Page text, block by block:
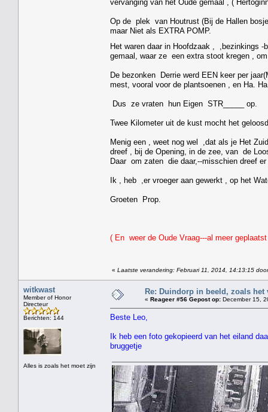
vervanging van het Oude gemaal , (
Op de plek van Houtrust (Bij de Hallen
maar Niet als EXTRA POMP.
Het waren daar in Hoofdzaak , ,bezinkings
gemaal, waar ze een extra stoot kregen ,
De bezonken Derrie werd EEN keer per
mest, vooral voor de plantsoenen , en Ha.
Dus ze vraten hun Eigen STR_____ op.
Twee Kilometer uit de kust mocht het
Menig een , weet nog wel ,dat als je Het
dreef , bij de Opening, in de zee, van de
Daar om zaten die daar,--misschien dreef
Ik , heb ,er vroeger aan gewerkt , op het
Groeten Prop.
( En weer de Oude Vraag---al meer
« Laatste verandering: Februari 11, 2014, 14:13:15
witkwast
Member of Honor
Directeur
Berichten: 144
Alles is zoals het moet zijn
Re: Duindorp in beeld, zoals het
« Reageer #56 Gepost op: December 15,
Beste Leo,
Ik heb een foto gekopieerd van het eiland
bruggetje